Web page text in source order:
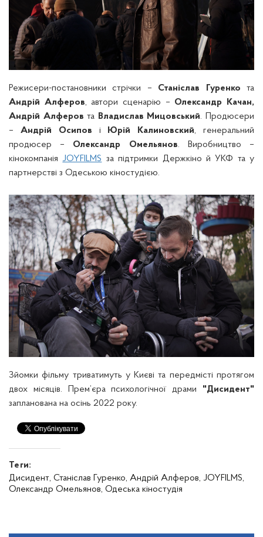
Режисери-постановники стрічки – Станіслав Гуренко та
Андрій Алферов, автори сценарію – Олександр Качан,
Андрій Алферов та Владислав Мицовський. Продюсери
– Андрій Осипов і Юрій Калиновский, генеральний
продюсер – Олександр Омельянов. Виробництво –
кінокомпанія JOYFILMS за підтримки Держкіно й УКФ та у
партнерстві з Одеською кіностудією.
Зйомки фільму триватимуть у Києві та передмісті протягом
двох місяців. Прем’єра психологічної драми "Дисидент"
запланована на осінь 2022 року.
Теги:
Дисидент, Станіслав Гуренко, Андрій Алферов, JOYFILMS,
Олександр Омельянов, Одеська кіностудія